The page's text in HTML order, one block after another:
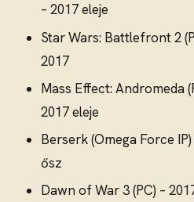
– 2017 eleje
Star Wars: Battlefront 2
2017
Mass Effect: Andromeda
2017 eleje
Berserk (Omega Force IP)
ősz
Dawn of War 3 (PC) –